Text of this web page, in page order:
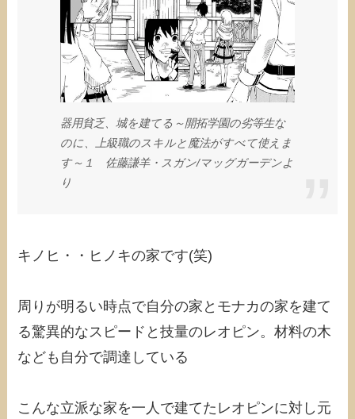
器用貧乏、城を建てる～開拓学園の劣等生な
のに、上級職のスキルと魔法がすべて使えま
す～１ 佐藤謙羊・スガン/マッグガーデンよ
り
キノヒ・・ヒノキの家です(笑)
周りが明るい時点で自分の家とモナカの家を建て
る驚異的なスピードと技量のレオピン。材料の木
なども自分で調達している
こんな立派な家を一人で建てたレオピンに対し元